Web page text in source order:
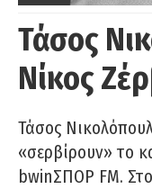
Τάσος
Νίκος
Τάσος
«σερβίρουν» το
bwinΣΠΟΡ FM.